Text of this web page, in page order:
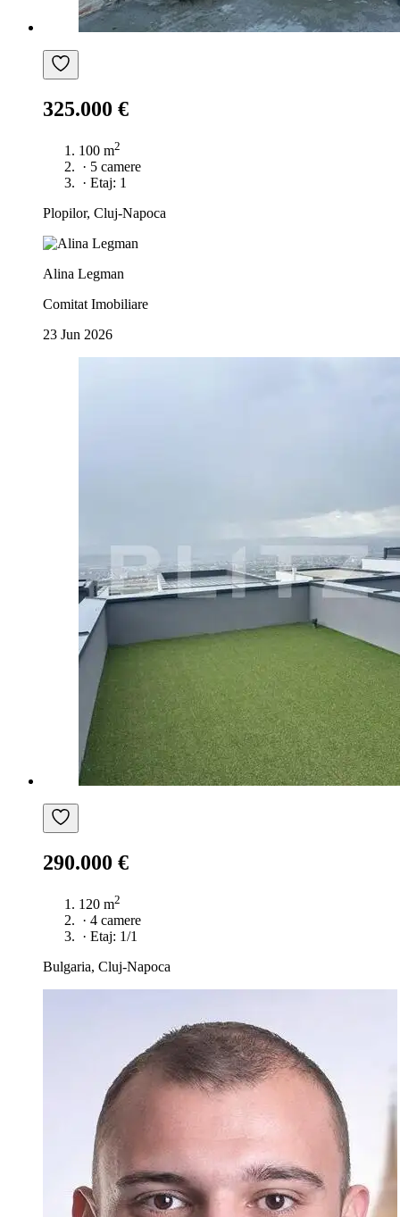
325.000 €
100 m2
· 5 camere
· Etaj: 1
Plopilor, Cluj-Napoca
Alina Legman
Comitat Imobiliare
23 Jun 2026
290.000 €
120 m2
· 4 camere
· Etaj: 1/1
Bulgaria, Cluj-Napoca